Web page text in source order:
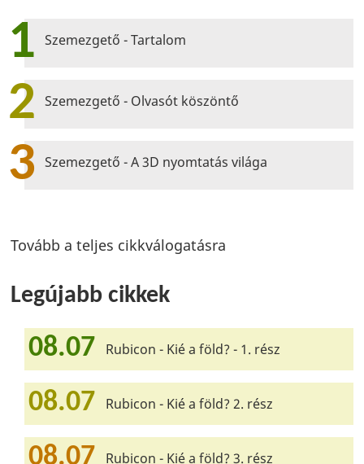
1 Szemezgető - Tartalom
2 Szemezgető - Olvasót köszöntő
3 Szemezgető - A 3D nyomtatás világa
Tovább a teljes cikkválogatásra
Legújabb cikkek
08.07 Rubicon - Kié a föld? - 1. rész
08.07 Rubicon - Kié a föld? 2. rész
08.07 Rubicon - Kié a föld? 3. rész